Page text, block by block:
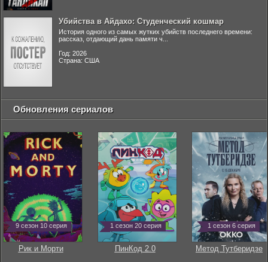
Убийства в Айдахо: Студенческий кошмар
История одного из самых жутких убийств последнего времени:
рассказ, отдающий дань памяти ч...
Год: 2026
Страна: США
Обновления сериалов
9 сезон 10 серия
Рик и Морти
1 сезон 20 серия
ПинКод 2.0
1 сезон 6 серия
Метод Тутберидзе